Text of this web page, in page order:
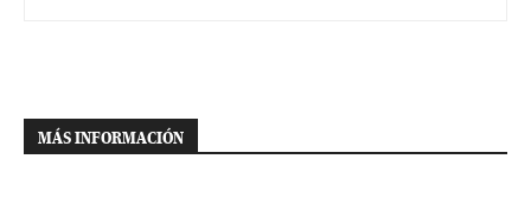
MÁS INFORMACIÓN